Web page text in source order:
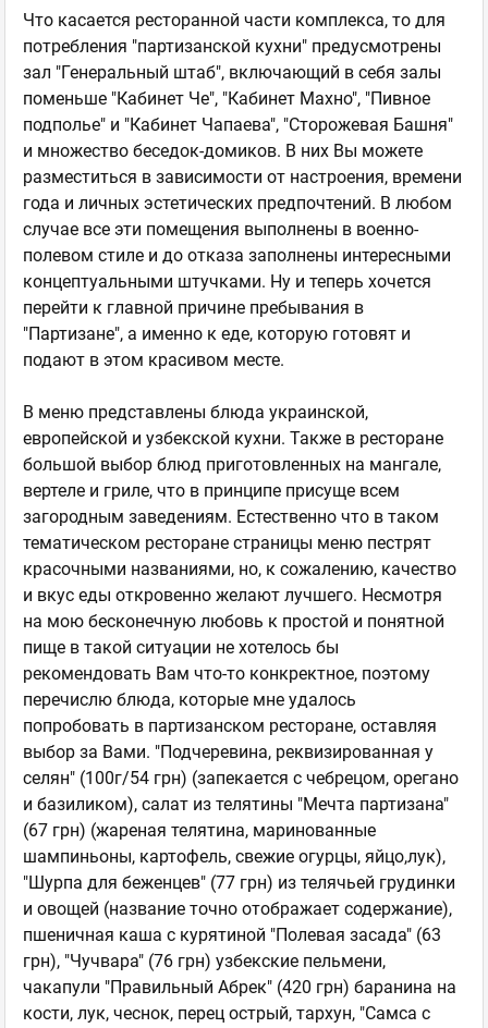
Что касается ресторанной части комплекса, то для
потребления "партизанской кухни" предусмотрены
зал "Генеральный штаб", включающий в себя залы
поменьше "Кабинет Че", "Кабинет Махно", "Пивное
подполье" и "Кабинет Чапаева", "Сторожевая Башня"
и множество беседок-домиков. В них Вы можете
разместиться в зависимости от настроения, времени
года и личных эстетических предпочтений. В любом
случае все эти помещения выполнены в военно-
полевом стиле и до отказа заполнены интересными
концептуальными штучками. Ну и теперь хочется
перейти к главной причине пребывания в
"Партизане", а именно к еде, которую готовят и
подают в этом красивом месте.
В меню представлены блюда украинской,
европейской и узбекской кухни. Также в ресторане
большой выбор блюд приготовленных на мангале,
вертеле и гриле, что в принципе присуще всем
загородным заведениям. Естественно что в таком
тематическом ресторане страницы меню пестрят
красочными названиями, но, к сожалению, качество
и вкус еды откровенно желают лучшего. Несмотря
на мою бесконечную любовь к простой и понятной
пище в такой ситуации не хотелось бы
рекомендовать Вам что-то конкректное, поэтому
перечислю блюда, которые мне удалось
попробовать в партизанском ресторане, оставляя
выбор за Вами. "Подчеревина, реквизированная у
селян" (100г/54 грн) (запекается с чебрецом, орегано
и базиликом), салат из телятины "Мечта партизана"
(67 грн) (жареная телятина, маринованные
шампиньоны, картофель, свежие огурцы, яйцо,лук),
"Шурпа для беженцев" (77 грн) из телячьей грудинки
и овощей (название точно отображает содержание),
пшеничная каша с курятиной "Полевая засада" (63
грн), "Чучвара" (76 грн) узбекские пельмени,
чакапули "Правильный Абрек" (420 грн) баранина на
кости, лук, чеснок, перец острый, тархун, "Самса с